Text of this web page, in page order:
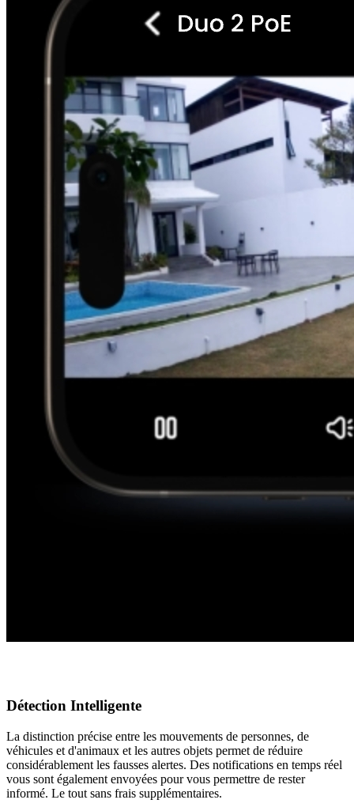
Détection Intelligente
La distinction précise entre les mouvements de personnes, de
véhicules et d'animaux et les autres objets permet de réduire
considérablement les fausses alertes. Des notifications en temps réel
vous sont également envoyées pour vous permettre de rester
informé. Le tout sans frais supplémentaires.